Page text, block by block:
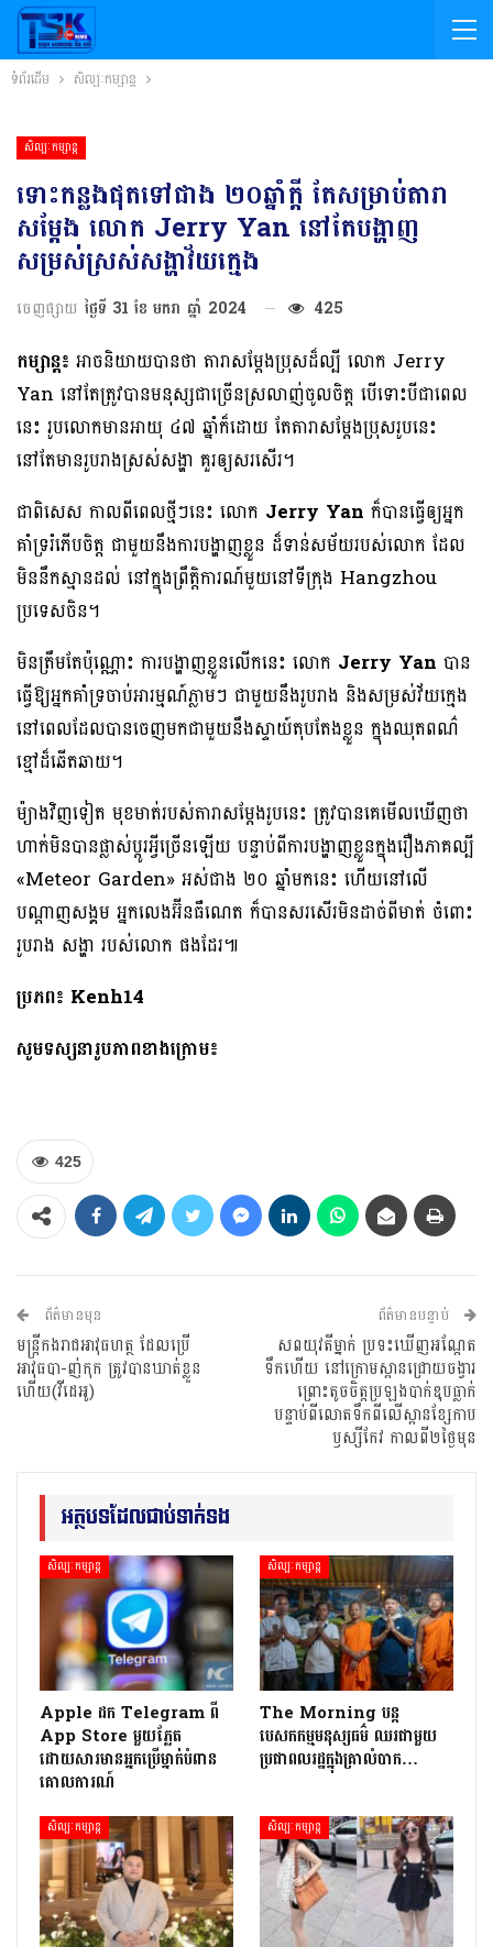
ទំព័រដើម សិល្បៈកម្សាន្ត
សិល្បៈកម្សាន្ត
ទោះកន្លងផុតទៅជាង ២០ឆ្នាំក្ដី តែសម្រាប់តារា
សម្ដែង លោក Jerry Yan នៅតែបង្ហាញ
សម្រស់ស្រស់សង្ហាវ័យក្មេង
ចេញផ្សាយ ថ្ងៃទី 31 ខែ មករា ឆ្នាំ 2024 425
កម្សាន្ត៖ អាចនិយាយបានថា តារាសម្ដែងប្រុសដ៏ល្បី លោក Jerry
Yan នៅតែត្រូវបានមនុស្សជាច្រើនស្រលាញ់ចូលចិត្ត បើទោះបីជាពេល
នេះ រូបលោកមានអាយុ ៤៧ ឆ្នាំក៏ដោយ តែតារាសម្ដែងប្រុសរូបនេះ
នៅតែមានរូបរាងស្រស់សង្ហា គួរឲ្យសរសើរ។
ជាពិសេស កាលពីពេលថ្មីៗនេះ លោក Jerry Yan ក៏បានធ្វើឲ្យអ្នក
គាំទ្ររំភើបចិត្ត ជាមួយនឹងការបង្ហាញខ្លួន ដ៏ទាន់សម័យរបស់លោក ដែល
មិននឹកស្មានដល់ នៅក្នុងព្រឹត្តិការណ៍មួយនៅទីក្រុង Hangzhou
ប្រទេសចិន។
មិនត្រឹមតែប៉ុណ្ណោះ ការបង្ហាញខ្លួនលើកនេះ លោក Jerry Yan បាន
ធ្វើឱ្យអ្នកគាំទ្រចាប់អារម្មណ៍ភ្លាមៗ ជាមួយនឹងរូបរាង និងសម្រស់វ័យក្មេង
នៅពេលដែលបានចេញមកជាមួយនឹងស្ទាយ៍តុបតែងខ្លួន ក្នុងឈុតពណ៌
ខ្មៅដ៏ឆើតឆាយ។
ម៉្យាងវិញទៀត មុខមាត់​របស់​តារា​សម្ដែងរូបនេះ ត្រូវបានគេមើលឃើញថា
ហាក់មិន​បាន​ផ្លាស់​ប្ដូរ​អ្វី​ច្រើន​ឡើយ ​បន្ទាប់​ពីការបង្ហាញខ្លួនក្នុងរឿងភាគល្បី
«Meteor Garden» អស់ជាង ២០ ឆ្នាំមកនេះ​ ហើយនៅលើ
បណ្ដាញសង្គម អ្នកលេងអ៊ីនធឺណេត ក៏បានសរសើរមិនដាច់ពីមាត់ ចំពោះ
រូបរាង សង្ហា របស់លោក ផងដែរ៕
ប្រភព៖ Kenh14
សូមទស្សនារូបភាពខាងក្រោម៖
425
ព័ត៌មានមុន
មន្រ្តីកងរាជអាវុធហត្ថ ដែលប្រើ
អាវុធបា-ញ់កុក ត្រូវបានឃាត់ខ្លួន
ហើយ(វីដេអូ)
ព័ត៌មានបន្ទាប់
សពយុវតីម្នាក់ ប្រទះឃើញអណ្ដែត
ទឹកហើយ នៅក្រោមស្ពានជ្រោយចង្វារ
ព្រោះតូចចិត្តប្រឡងបាក់ឌុបធ្លាក់
បន្ទាប់ពីលោតទឹកពីលើស្ពានខ្សែកាប
ឫស្សីកែវ កាលពី២ថ្ងៃមុន
អត្ថបទដែលជាប់ទាក់ទង
សិល្បៈកម្សាន្ត
Apple ដក Telegram ពី
App Store មួយភ្លែត
ដោយសារមានអ្នកប្រើម្នាក់បំពាន
គោលការណ៍
សិល្បៈកម្សាន្ត
The Morning បន្ត
បេសកកម្មមនុស្សធម៌ ឈរជាមួយ
ប្រជាពលរដ្ឋក្នុងគ្រាលំបាក…
សិល្បៈកម្សាន្ត សិល្បៈកម្សាន្ត